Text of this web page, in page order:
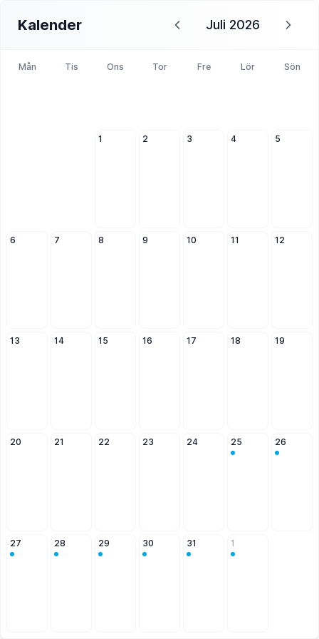
Kalender Juli 2026
Mån Tis Ons Tor Fre Lör Sön
1 2 3 4 5
6 7 8 9 10 11 12
13 14 15 16 17 18 19
20 21 22 23 24 25 26
27 28 29 30 31 1